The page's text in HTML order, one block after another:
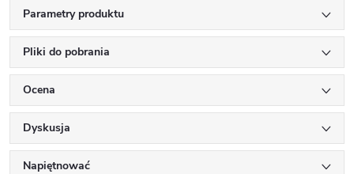
Parametry produktu
Pliki do pobrania
Ocena
Dyskusja
Napiętnować